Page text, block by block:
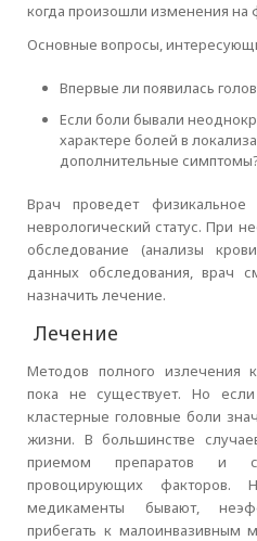
когда произошли изменения на
Основные вопросы,
Впервые ли появилась
Если боли бывали
характере болей в
дополнительные
Врач проведет
неврологический статус. При
обследование (анализы
данных обследования, врач
назначить лечение.
Лечение
Методов полного излечения
пока не существует. Но
кластерные головные боли
жизни. В большинстве
приемом препаратов и
провоцирующих факторов.
медикаменты бывают,
прибегать к малоинвазивным